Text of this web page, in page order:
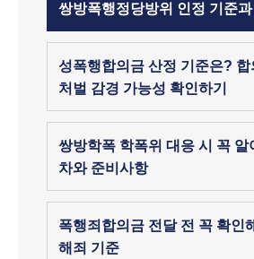
쌍방폭행정당방위 인정 기준과
성폭행합의금 산정 기준은? 합
처벌 감경 가능성 확인하기
쌍방학폭 학폭위 대응 시 꼭 알
차와 준비사항
폭행죄합의금 전달 전 꼭 확인
해죄 기준